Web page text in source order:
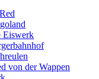
Eiswerk
von der Wappen